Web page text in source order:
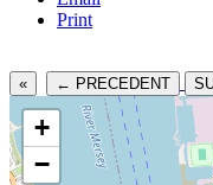
Print
« ← PRECEDENT
+
−